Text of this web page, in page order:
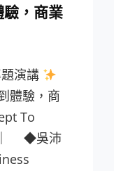
驗，商業
演講
體驗，商
To
｜ ◆吳沛